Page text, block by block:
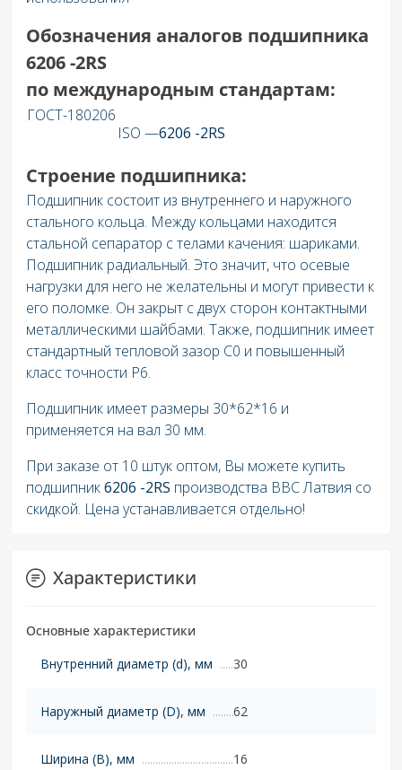
Обозначения аналогов подшипника
6206 -2RS
по международным стандартам:
ГОСТ-180206
ISO —6206 -2RS
Строение подшипника:
Подшипник состоит из внутреннего и наружного
стального кольца. Между кольцами находится
стальной сепаратор с телами качения: шариками.
Подшипник радиальный. Это значит, что осевые
нагрузки для него не желательны и могут привести к
его поломке. Он закрыт с двух сторон контактными
металлическими шайбами. Также, подшипник имеет
стандартный тепловой зазор C0 и повышенный
класс точности P6.
Подшипник имеет размеры 30*62*16 и
применяется на вал 30 мм.
При заказе от 10 штук оптом, Вы можете купить
подшипник6206 -2RS производства BBC Латвия со
скидкой. Цена устанавливается отдельно!
Характеристики
Основные характеристики
Внутренний диаметр (d), мм
30
Наружный диаметр (D), мм 62
Ширина (B), мм 16